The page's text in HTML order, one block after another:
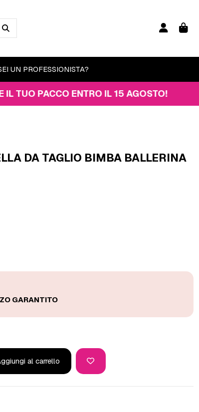
UN PROFESSIONISTA?
PACCO ENTRO IL 15 AGOSTO!
DA TAGLIO BIMBA BALLERINA
al carrello